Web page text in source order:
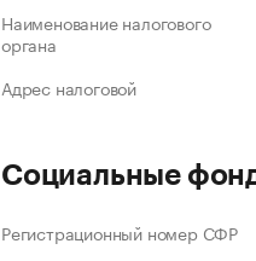
Наименование налогового
органа
Адрес налоговой
Социальные
Регистрационный номер СФР